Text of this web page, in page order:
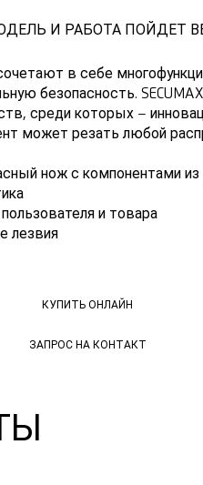
И РАБОТА ПОЙДЕТ
в себе
безопасность.
среди которых –
может резать любой
нож с компонентами из
и товара
лезвия
КУПИТЬ ОНЛАЙН
ЗАПРОС НА КОНТАКТ